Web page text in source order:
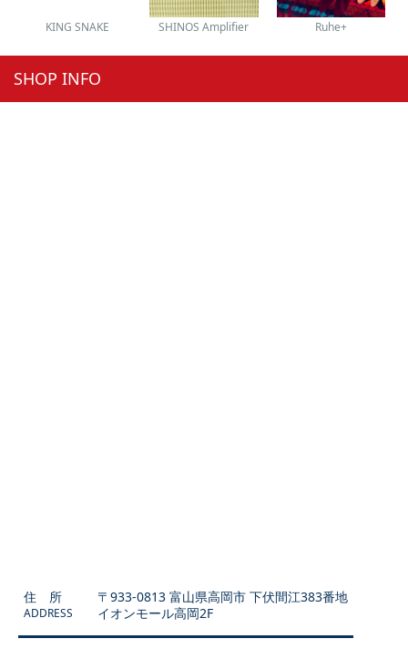
KING SNAKE SHINOS Amplifier Ruhe+
SHOP INFO
住 所
ADDRESS
〒933-0813 富山県高岡市 下伏間江383番地
イオンモール高岡2F